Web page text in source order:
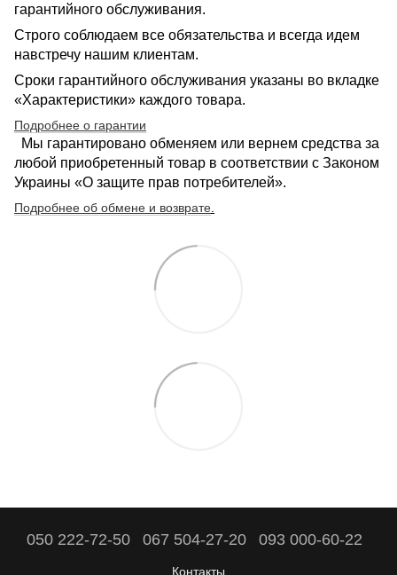
гарантийного обслуживания.
Строго соблюдаем все обязательства и всегда идем
навстречу нашим клиентам.
Сроки гарантийного обслуживания указаны во вкладке
«Характеристики» каждого товара.
Подробнее о гарантии
Мы гарантировано обменяем или вернем средства за
любой приобретенный товар в соответствии с Законом
Украины «О защите прав потребителей».
Подробнее об обмене и возврате
050 222-72-50 067 504-27-20 093 000-60-22
Контакты